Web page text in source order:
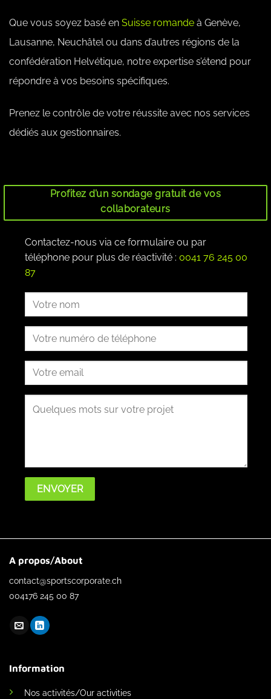
Que vous soyez basé en Suisse romande à Genève,
Lausanne, Neuchâtel ou dans d’autres régions de la
confédération Helvétique, notre expertise s’étend pour
répondre à vos besoins spécifiques.
Prenez le contrôle de votre réussite avec nos services
dédiés aux gestionnaires.
Profitez d’un sondage gratuit de vos
collaborateurs
Contactez-nous via ce formulaire ou par
téléphone pour plus de réactivité : 0041 76 245 00
87
A propos/About
contact@sportscorporate.ch
004176 245 00 87
Information
Nos activités/Our activities